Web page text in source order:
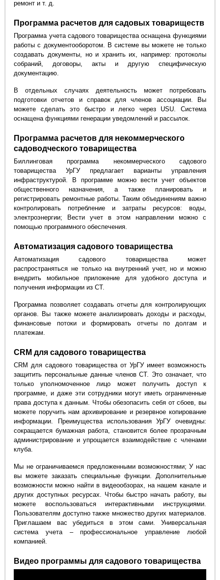
ремонт и т. д.
Программа расчетов для садовых товариществ
Программа учета садового товарищества оснащена функциями
работы с документооборотом. В системе вы можете не только
создавать документы, но и хранить их, например: протоколы
собраний, договоры, акты и другую специфическую
документацию.
В отдельных случаях деятельность может потребовать
подготовки отчетов и справок для членов ассоциации. Вы
можете сделать это быстро и легко через USU. Система
оснащена функциями генерации уведомлений и рассылок.
Программа расчетов для некоммерческого
садоводческого товарищества
Биллинговая программа некоммерческого садового
товарищества УрГУ предлагает варианты управления
инфраструктурой. В программе можно вести учет объектов
общественного назначения, а также планировать и
регистрировать ремонтные работы. Таким объединениям важно
контролировать потребление и затраты ресурсов: воды,
электроэнергии; Вести учет в этом направлении можно с
помощью программного обеспечения.
Автоматизация садового товарищества
Автоматизация садового товарищества может
распространяться не только на внутренний учет, но и можно
внедрить мобильное приложение для удобного доступа и
получения информации из СТ.
Программа позволяет создавать отчеты для контролирующих
органов. Вы также можете анализировать доходы и расходы,
финансовые потоки и формировать отчеты по долгам и
платежам.
CRM для садового товарищества
CRM для садового товарищества от УрГУ имеет возможность
защитить персональные данные членов СТ. Это означает, что
только уполномоченное лицо может получить доступ к
программе, и даже эти сотрудники могут иметь ограниченные
права доступа к данным. Чтобы обезопасить себя от сбоев, вы
можете поручить нам архивирование и резервное копирование
информации. Преимущества использования УрГУ очевидны:
сокращается бумажная работа, становится более прозрачным
администрирование и упрощается взаимодействие с членами
клуба.
Мы не ограничиваемся предложенными возможностями; У нас
вы можете заказать специальные функции. Дополнительные
возможности можно найти в видеообзорах, на нашем канале и
других доступных ресурсах. Чтобы быстро начать работу, вы
можете воспользоваться интерактивными инструкциями.
Пользователям доступно также множество других материалов.
Приглашаем вас убедиться в этом сами. Универсальная
система учета – профессиональное управление любой
компанией.
Видео программы для садового товарищества